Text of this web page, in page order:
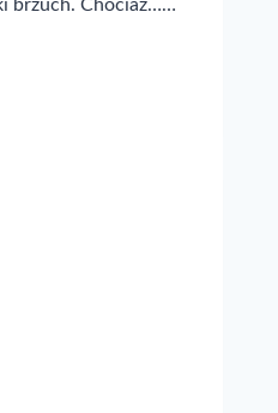
brzuch. Chociaż……